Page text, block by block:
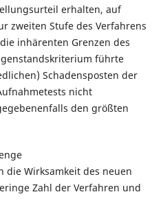
erhalten, auf
zweiten Stufe des Verfahrens
inhärenten Grenzen des
führte
Schadensposten der
nicht
den größten
die Wirksamkeit des neuen
Zahl der Verfahren und